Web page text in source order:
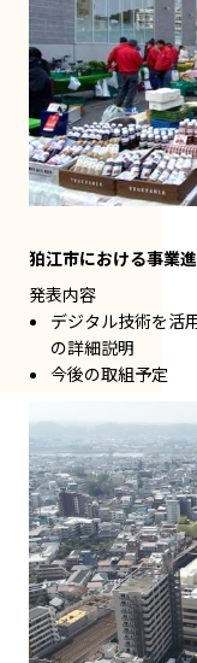
狛江市における事業
発表内容
デジタル技術を活
の詳細説明
今後の取組予定